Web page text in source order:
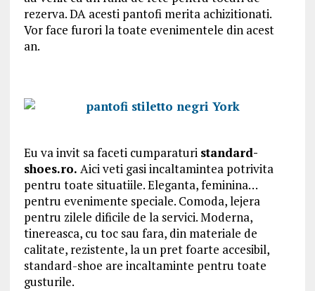
rezerva. DA acesti pantofi merita achizitionati.
Vor face furori la toate evenimentele din acest
an.
Eu va invit sa faceti cumparaturi standard-
shoes.ro. Aici veti gasi incaltamintea potrivita
pentru toate situatiile. Eleganta, feminina…
pentru evenimente speciale. Comoda, lejera
pentru zilele dificile de la servici. Moderna,
tinereasca, cu toc sau fara, din materiale de
calitate, rezistente, la un pret foarte accesibil,
standard-shoe are incaltaminte pentru toate
gusturile.